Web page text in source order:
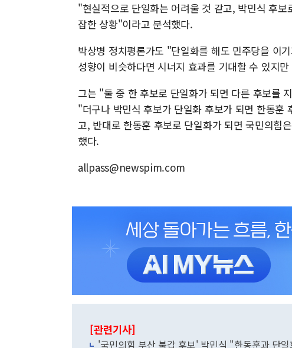
"현실적으로 단일화는 어려울 것 같고, 박민식 후
잡한 상황"이라고 분석했다.
박상병 정치평론가도 "단일화를 해도 민주당을 이
성향이 비슷하다면 시너지 효과를 기대할 수 있지
그는 "둘 중 한 후보로 단일화가 되면 다른 후보를
"더구나 박민식 후보가 단일화 후보가 되면 한동훈
고, 반대로 한동훈 후보로 단일화가 되면 국민의힘
했다.
allpass@newspim.com
[관련기사]
'국민의힘 부산 북갑 후보' 박민식 "한동훈과 단